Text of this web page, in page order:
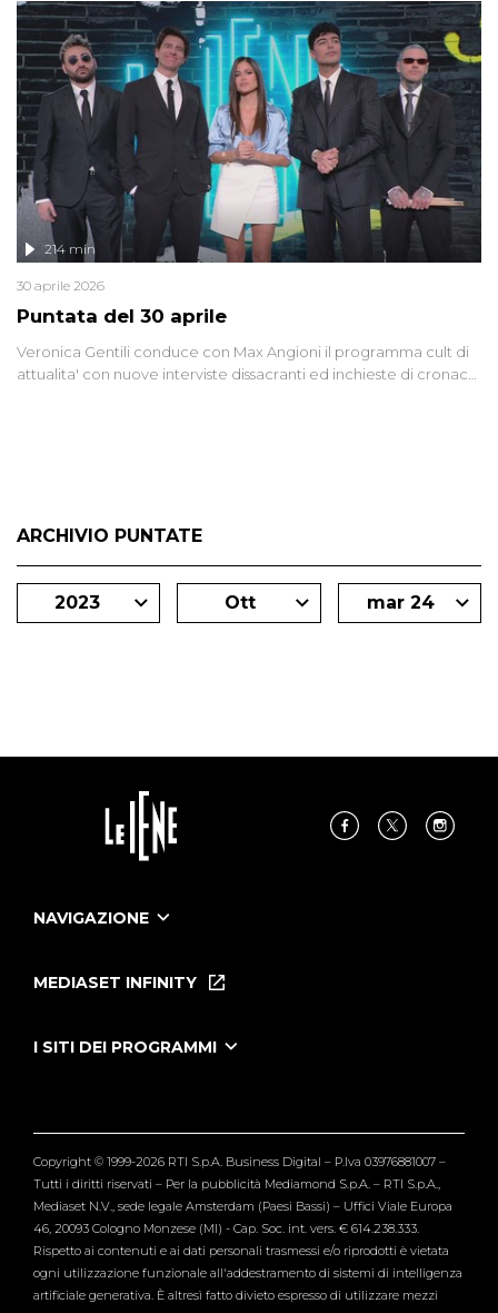
di settore - su quanto la guerra sia diventata una realtà pervasiva.
Anche se l'Italia non è direttamente coinvolta in conflitti armati, il
contesto globale rende impossibile considerarla un fenomeno
lontano.
Puntata del 30 aprile
214 min
30 aprile 2026
Veronica Gentili conduce con Max Angioni il programma cult di
attualita' con nuove interviste dissacranti ed inchieste di cronaca
ARCHIVIO PUNTATE
2023 Ott mar 24
NAVIGAZIONE
Le Iene Presentano Inside
Tutti i servizi
MEDIASET INFINITY
I SITI DEI PROGRAMMI
Verissimo
Copyright © 1999-2026 RTI S.p.A. Business Digital – P.Iva 03976881007 –
Tutti i diritti riservati – Per la pubblicità Mediamond S.p.A. – RTI S.p.A.,
Mediaset N.V., sede legale Amsterdam (Paesi Bassi) – Uffici Viale Europa
46, 20093 Cologno Monzese (MI) - Cap. Soc. int. vers. € 614.238.333.
Rispetto ai contenuti e ai dati personali trasmessi e/o riprodotti è vietata
ogni utilizzazione funzionale all'addestramento di sistemi di intelligenza
artificiale generativa. È altresì fatto divieto espresso di utilizzare mezzi